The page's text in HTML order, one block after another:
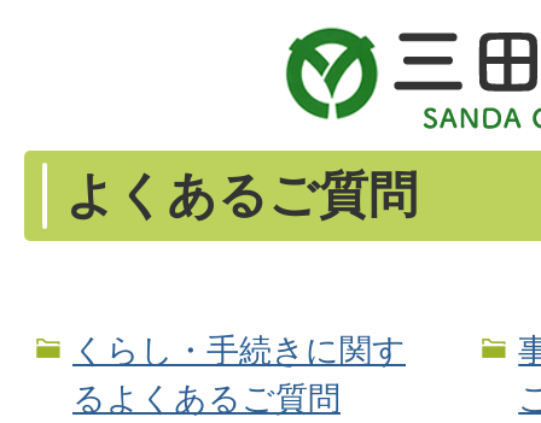
よくあるご質問
くらし・手続きに関す
るよくあるご質問